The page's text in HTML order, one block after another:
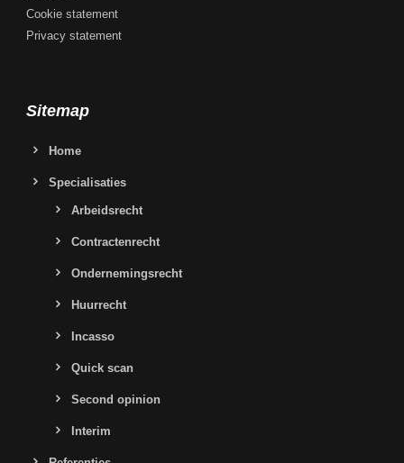
Cookie statement
Privacy statement
Sitemap
Home
Specialisaties
Arbeidsrecht
Contractenrecht
Ondernemingsrecht
Huurrecht
Incasso
Quick scan
Second opinion
Interim